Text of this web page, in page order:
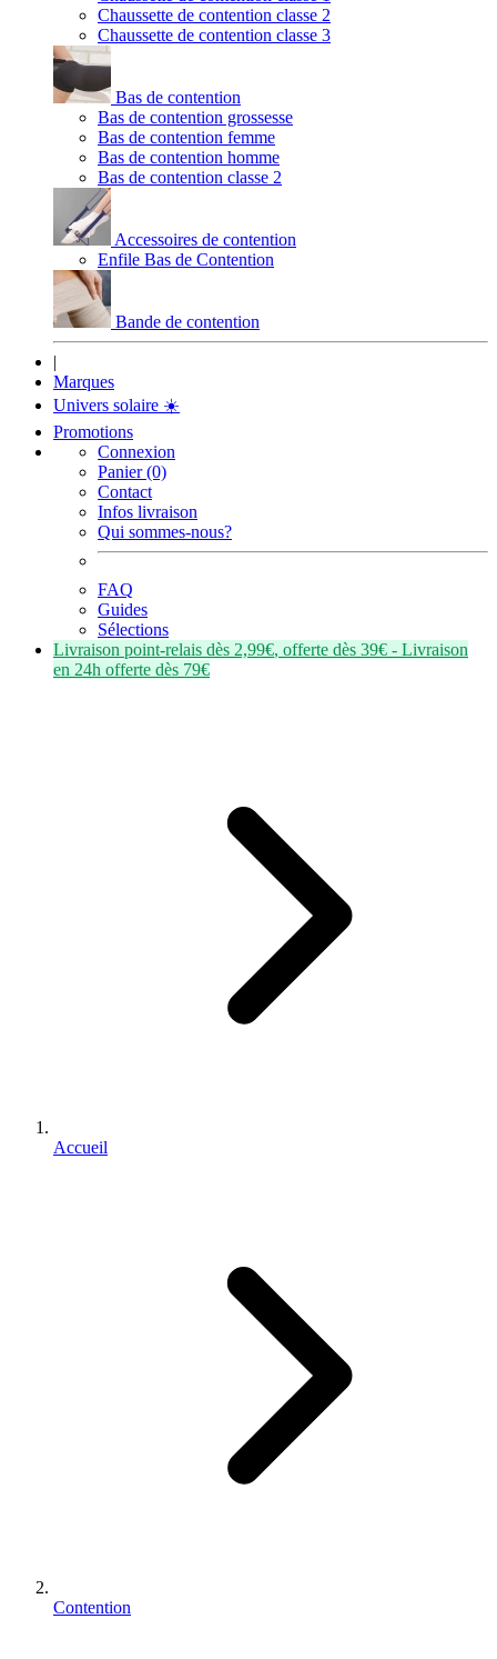
Chaussette de contention classe 2
Chaussette de contention classe 3
Bas de contention
Bas de contention grossesse
Bas de contention femme
Bas de contention homme
Bas de contention classe 2
Accessoires de contention
Enfile Bas de Contention
Bande de contention
|
Marques
Univers solaire ☀️
Promotions
Connexion
Panier (0)
Contact
Infos livraison
Qui sommes-nous?
FAQ
Guides
Sélections
Livraison point-relais dès 2,99€, offerte dès 39€ - Livraison
en 24h offerte dès 79€
Accueil
Contention